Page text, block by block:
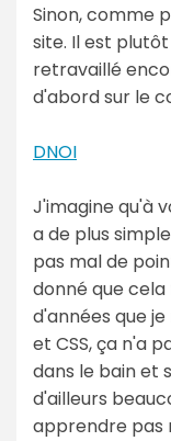
Sinon, comme
site. Il est
retravaillé
d'abord sur le
DNOI
J'imagine qu'à
a de plus
pas mal de
donné que cela
d'années que
et CSS, ça n'a
dans le bain et
d'ailleurs
apprendre pas